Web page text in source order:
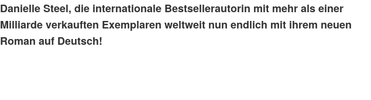
Danielle Steel, die internationale Bestsellerautorin mit mehr als einer
Milliarde verkauften Exemplaren weltweit nun endlich mit ihrem neuen
Roman auf Deutsch!